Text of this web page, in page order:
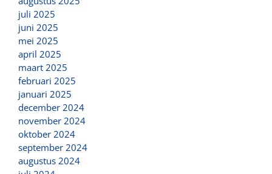
juli 2025
juni 2025
mei 2025
april 2025
maart 2025
februari 2025
januari 2025
december 2024
november 2024
oktober 2024
september 2024
augustus 2024